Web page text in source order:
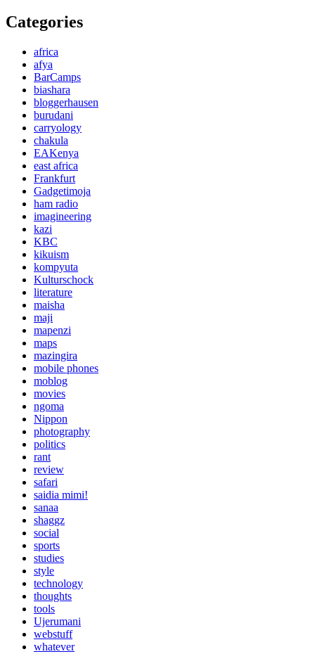
Categories
africa
afya
BarCamps
biashara
bloggerhausen
burudani
carryology
chakula
EAKenya
east africa
Frankfurt
Gadgetimoja
ham radio
imagineering
kazi
KBC
kikuism
kompyuta
Kulturschock
literature
maisha
maji
mapenzi
maps
mazingira
mobile phones
moblog
movies
ngoma
Nippon
photography
politics
rant
review
safari
saidia mimi!
sanaa
shaggz
social
sports
studies
style
technology
thoughts
tools
Ujerumani
webstuff
whatever